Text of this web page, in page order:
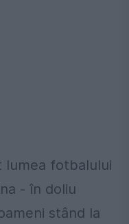
lumea fotbalului
- în doliu
stând la